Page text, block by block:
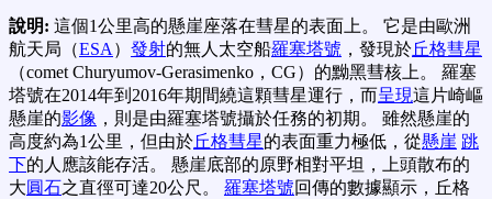
說明: 這個1公里高的懸崖座落在彗星的表面上。 它是由歐洲
航天局（ESA ） 發射的無人太空船羅塞塔號 ，發現於丘格彗星
（comet Churyumov-Gerasimenko，CG）的黝黑彗核上。 羅塞
塔號在2014年到2016年期間繞這顆彗星運行，而呈現這片崎嶇
懸崖的影像 ，則是由羅塞塔號攝於任務的初期。 雖然懸崖的
高度約為1公里，但由於丘格彗星的表面重力極低，從懸崖 跳
下的人應該能存活。 懸崖底部的原野相對平坦，上頭散布的
大圓石之直徑可達20公尺。 羅塞塔號回傳的數據顯示，丘格